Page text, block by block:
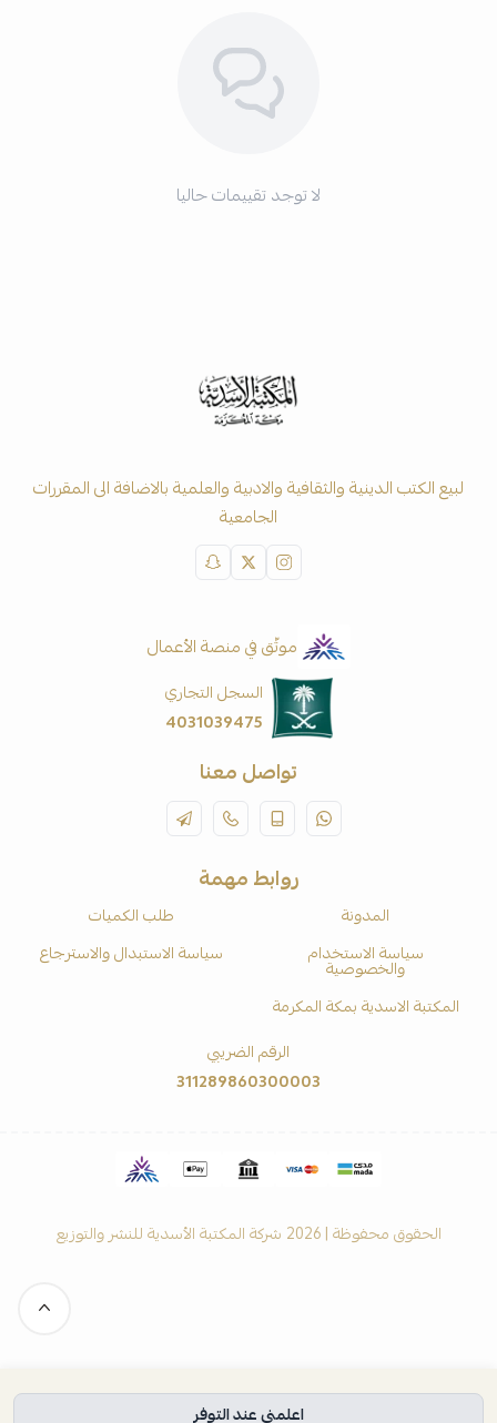
اعلمني عند التوفر
لا توجد تقييمات حاليا
لبيع الكتب الدينية والثقافية والادبية والعلمية بالاضافة الى المقررات
الجامعية
موثّق في منصة الأعمال
السجل التجاري
4031039475
تواصل معنا
روابط مهمة
المدونة
طلب الكميات
سياسة الاستخدام
والخصوصية
سياسة الاستبدال والاسترجاع
المكتبة الاسدية بمكة المكرمة
الرقم الضريبي
311289860300003
الحقوق محفوظة | 2026 شركة المكتبة الأسدية للنشر والتوزيع